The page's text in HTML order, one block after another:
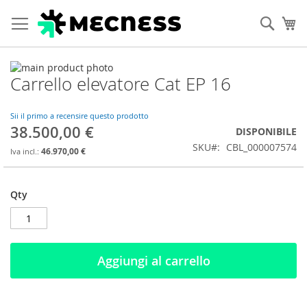
Cerca
Vai
alla
fine
galleria
di
immagini
Vai
all'inizio
galleria
di
immagini
Carrello elevatore Cat EP 16
Sii il primo a recensire questo prodotto
38.500,00 €
46.970,00 €
DISPONIBILE
SKU
CBL_000007574
Qty
Aggiungi al carrello